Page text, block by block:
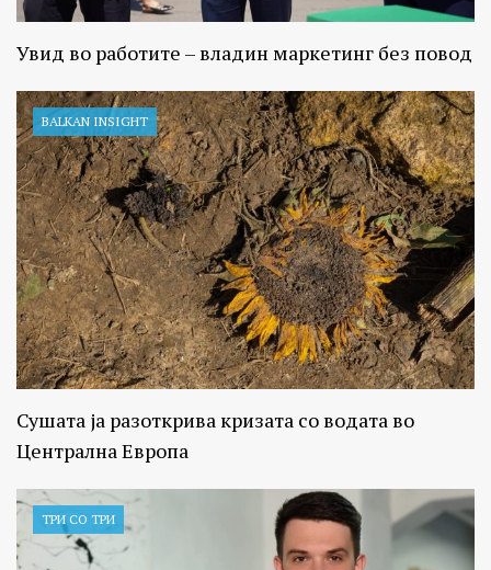
Увид во работите – владин маркетинг без повод
BALKAN INSIGHT
Сушата ја разоткрива кризата со водата во
Централна Европа
ТРИ СО ТРИ